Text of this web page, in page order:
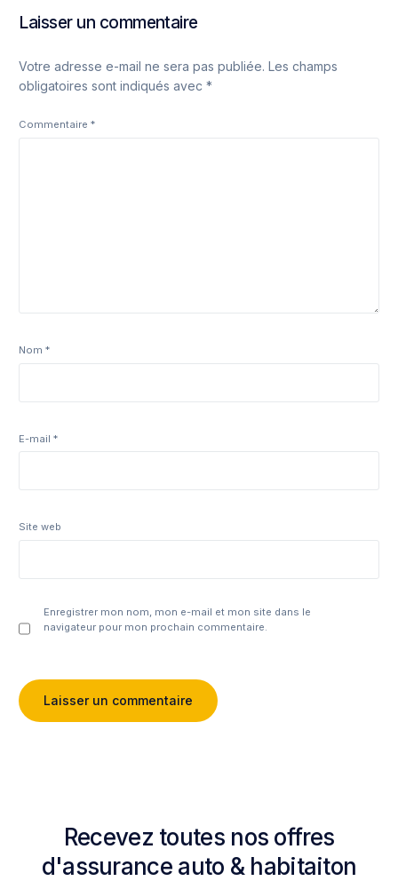
Laisser un commentaire
Votre adresse e-mail ne sera pas publiée. Les champs
obligatoires sont indiqués avec*
Commentaire*
Nom*
E-mail*
Site web
Enregistrer mon nom, mon e-mail et mon site dans le
navigateur pour mon prochain commentaire.
Recevez toutes nos offres
d'assurance auto & habitaiton